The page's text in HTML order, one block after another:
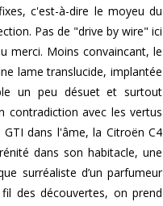
c'est-à-dire le moyeu du
Pas de "drive by wire" ici
merci. Moins convaincant, le
lame translucide, implantée
un peu désuet et surtout
contradiction avec les vertus
dans l'âme, la Citroën C4
dans son habitacle, une
surréaliste d’un parfumeur
des découvertes, on prend